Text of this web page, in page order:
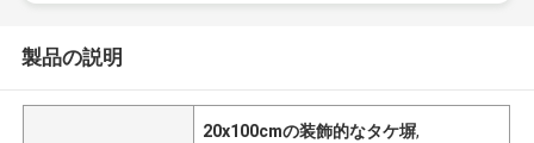
製品の説明
20x100cmの装飾的なタケ塀,